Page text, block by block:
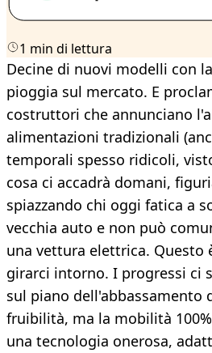
1 min di lettura
Decine di nuovi modelli con
pioggia sul mercato. E
costruttori che annunciano
alimentazioni tradizionali
temporali spesso ridicoli,
cosa ci accadrà domani,
spiazzando chi oggi fatica a
vecchia auto e non può
una vettura elettrica. Questo
girarci intorno. I progressi ci
sul piano dell'abbassamento
fruibilità, ma la mobilità
una tecnologia onerosa,